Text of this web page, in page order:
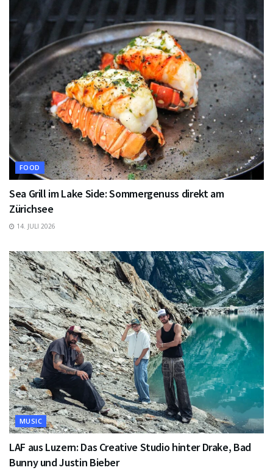
FOOD
Sea Grill im Lake Side: Sommergenuss direkt am
Zürichsee
14. JULI 2026
MUSIC
LAF aus Luzern: Das Creative Studio hinter Drake, Bad
Bunny und Justin Bieber